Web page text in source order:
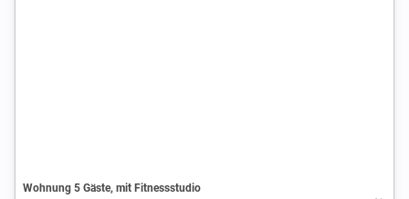
Wohnung 5 Gäste, mit Fitnessstudio